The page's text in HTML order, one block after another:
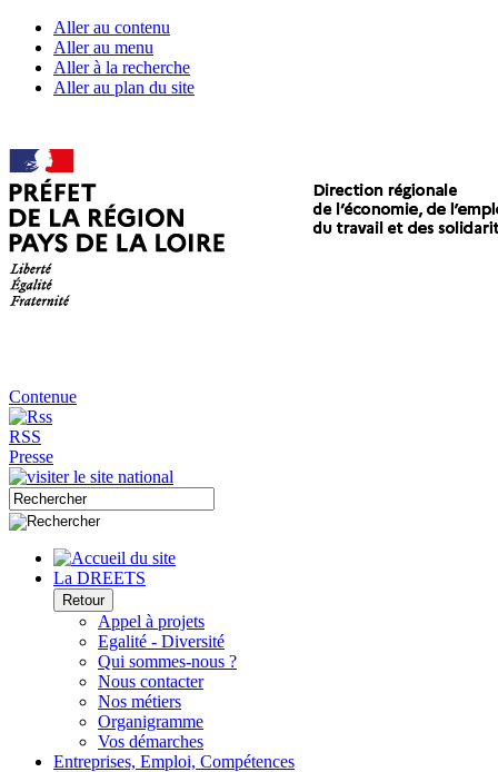
Aller au contenu
Aller au menu
Aller à la recherche
Aller au plan du site
Contenue
RSS
Presse
La DREETS
Retour
Appel à projets
Egalité - Diversité
Qui sommes-nous ?
Nous contacter
Nos métiers
Organigramme
Vos démarches
Entreprises, Emploi, Compétences